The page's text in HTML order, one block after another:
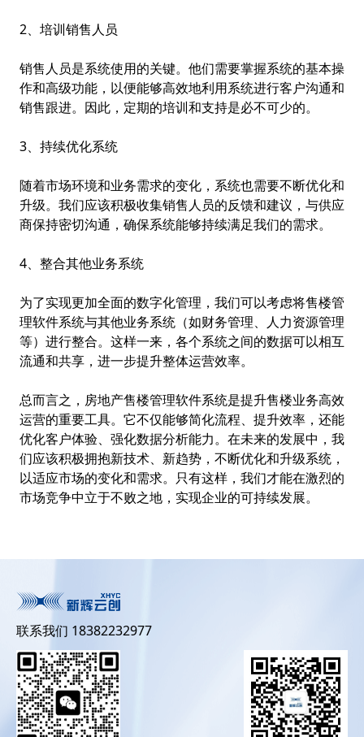
2、培训销售人员
销售人员是系统使用的关键。他们需要掌握系统的基本操
作和高级功能，以便能够高效地利用系统进行客户沟通和
销售跟进。因此，定期的培训和支持是必不可少的。
3、持续优化系统
随着市场环境和业务需求的变化，系统也需要不断优化和
升级。我们应该积极收集销售人员的反馈和建议，与供应
商保持密切沟通，确保系统能够持续满足我们的需求。
4、整合其他业务系统
为了实现更加全面的数字化管理，我们可以考虑将售楼管
理软件系统与其他业务系统（如财务管理、人力资源管理
等）进行整合。这样一来，各个系统之间的数据可以相互
流通和共享，进一步提升整体运营效率。
总而言之，房地产售楼管理软件系统是提升售楼业务高效
运营的重要工具。它不仅能够简化流程、提升效率，还能
优化客户体验、强化数据分析能力。在未来的发展中，我
们应该积极拥抱新技术、新趋势，不断优化和升级系统，
以适应市场的变化和需求。只有这样，我们才能在激烈的
市场竞争中立于不败之地，实现企业的可持续发展。
联系我们 18382232977